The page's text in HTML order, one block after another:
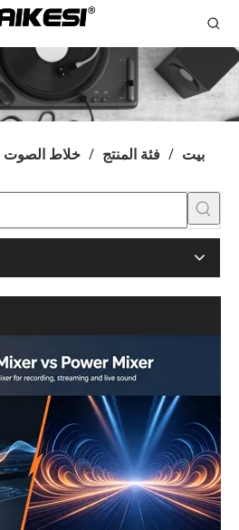
بيت / فئة المنتج / خلاط الصوت